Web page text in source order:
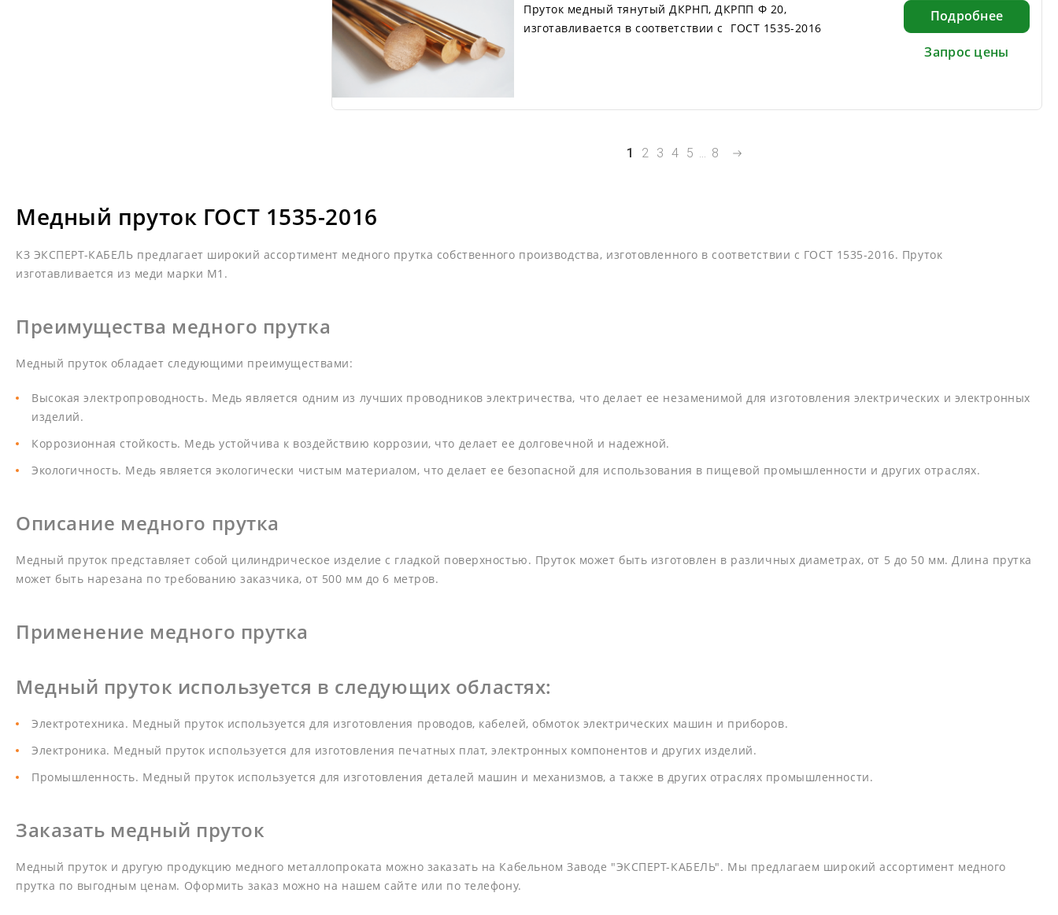
Пруток медный тянутый ДКРНП, ДКРПП Ф 20,
изготавливается в соответствии с ГОСТ 1535-2016
Подробнее
Запрос цены
1 2 3 4 5 8
Медный пруток ГОСТ 1535-2016
КЗ ЭКСПЕРТ-КАБЕЛЬ предлагает широкий ассортимент медного прутка собственного производства, изготовленного в соответствии с ГОСТ 1535-2016. Пруток
изготавливается из меди марки М1.
Преимущества медного прутка
Медный пруток обладает следующими преимуществами:
Высокая электропроводность. Медь является одним из лучших проводников электричества, что делает ее незаменимой для изготовления электрических и электронных
изделий.
Коррозионная стойкость. Медь устойчива к воздействию коррозии, что делает ее долговечной и надежной.
Экологичность. Медь является экологически чистым материалом, что делает ее безопасной для использования в пищевой промышленности и других отраслях.
Описание медного прутка
Медный пруток представляет собой цилиндрическое изделие с гладкой поверхностью. Пруток может быть изготовлен в различных диаметрах, от 5 до 50 мм. Длина прутка
может быть нарезана по требованию заказчика, от 500 мм до 6 метров.
Применение медного прутка
Медный пруток используется в следующих областях:
Электротехника. Медный пруток используется для изготовления проводов, кабелей, обмоток электрических машин и приборов.
Электроника. Медный пруток используется для изготовления печатных плат, электронных компонентов и других изделий.
Промышленность. Медный пруток используется для изготовления деталей машин и механизмов, а также в других отраслях промышленности.
Заказать медный пруток
Медный пруток и другую продукцию медного металлопроката можно заказать на Кабельном Заводе "ЭКСПЕРТ-КАБЕЛЬ". Мы предлагаем широкий ассортимент медного
прутка по выгодным ценам. Оформить заказ можно на нашем сайте или по телефону.